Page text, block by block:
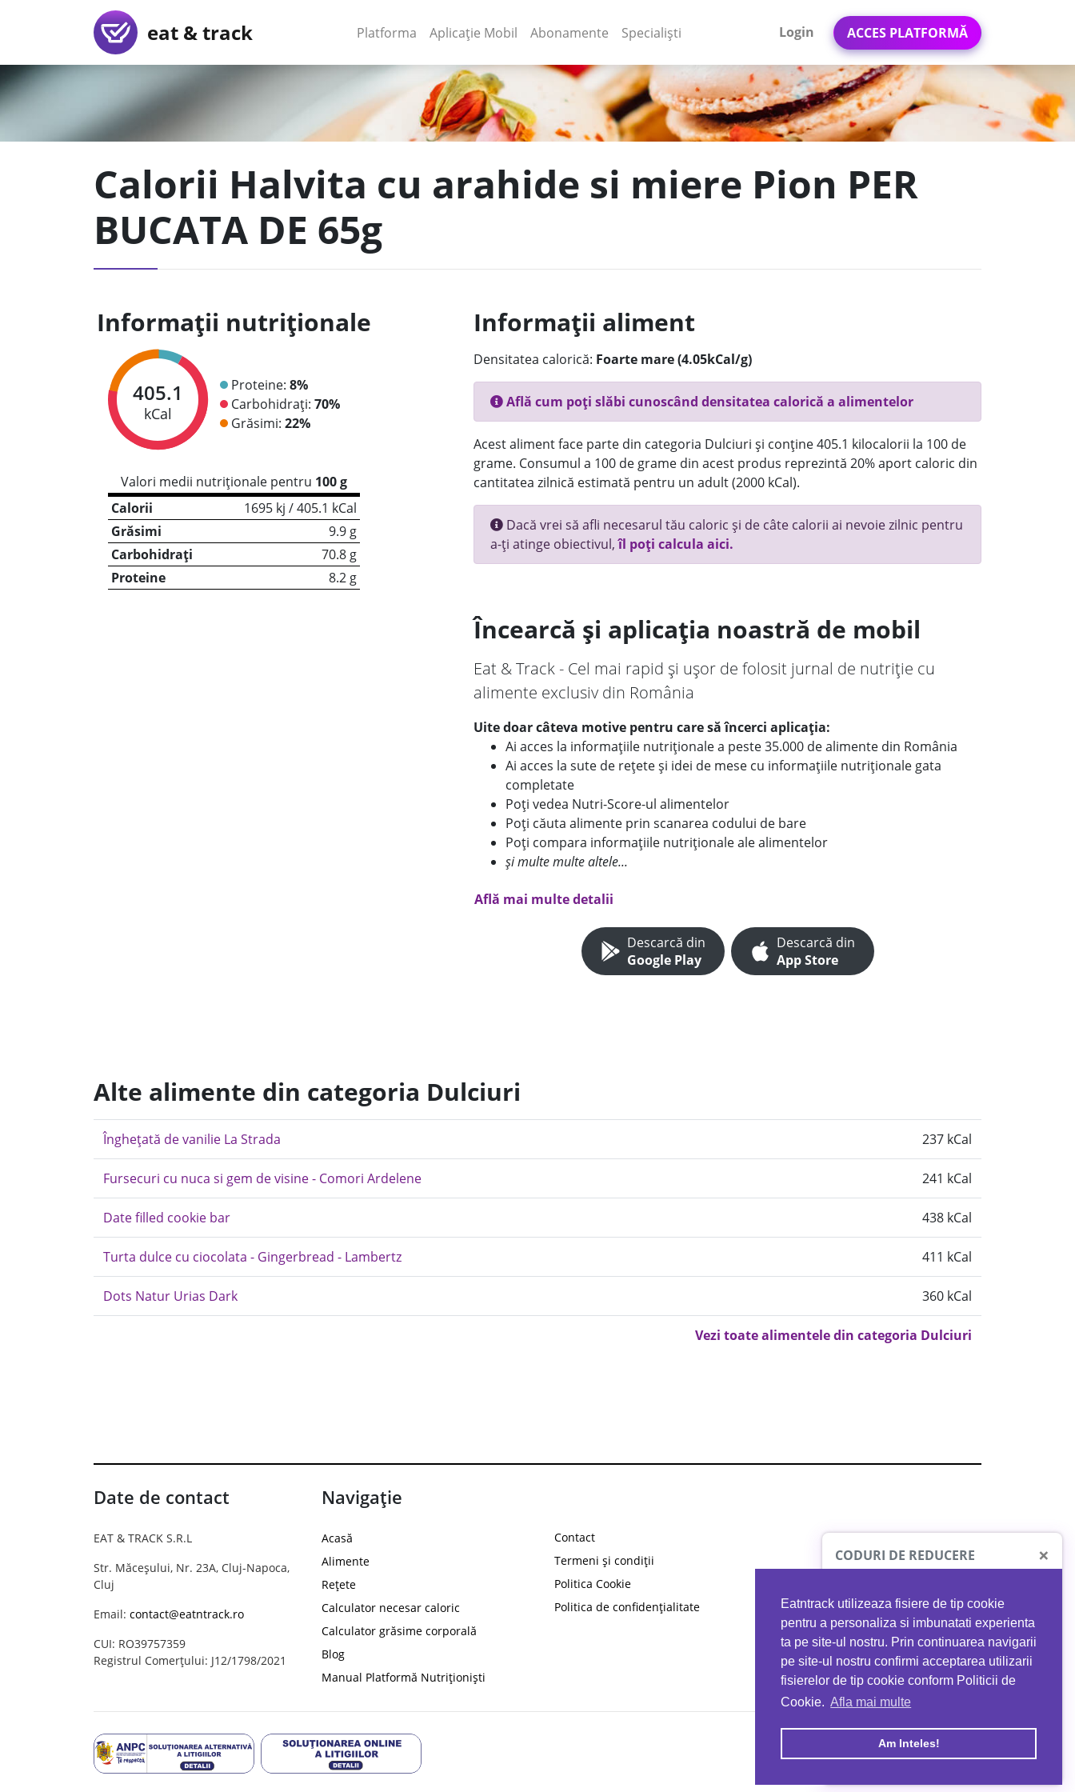
Eatntrack utilizeaza fisiere de tip cookie
pentru a personaliza si imbunatati experienta
ta pe site-ul nostru. Prin continuarea navigarii
pe site-ul nostru confirmi acceptarea utilizarii
fisierelor de tip cookie conform Politicii de
Cookie. Afla mai multe
Am Inteles!
eat & track Platforma (current)
Aplicație Mobil (current)
Abonamente Specialiști Login ACCES PLATFORMĂ
Calorii Halvita cu arahide si miere Pion PER
BUCATA DE 65g
Informații nutriționale
405.1
kCal
Proteine: 8%
Carbohidrați: 70%
Grăsimi: 22%
Valori medii nutriționale pentru 100 g
Calorii
1695 kj / 405.1 kCal
Grăsimi
9.9 g
Carbohidrați
70.8 g
Proteine
8.2 g
Informații aliment
Densitatea calorică: Foarte mare (4.05kCal/g)
Află cum poți slăbi cunoscând densitatea calorică a alimentelor
Acest aliment face parte din categoria Dulciuri și conține 405.1 kilocalorii la 100 de
grame. Consumul a 100 de grame din acest produs reprezintă 20% aport caloric din
cantitatea zilnică estimată pentru un adult (2000 kCal).
Dacă vrei să afli necesarul tău caloric și de câte calorii ai nevoie zilnic pentru
a-ți atinge obiectivul,îl poți calcula aici.
Încearcă și aplicația noastră de mobil
Eat & Track - Cel mai rapid și ușor de folosit jurnal de nutriție cu
alimente exclusiv din România
Uite doar câteva motive pentru care să încerci aplicația:
Ai acces la informațiile nutriționale a peste 35.000 de alimente din România
Ai acces la sute de rețete și idei de mese cu informațiile nutriționale gata
completate
Poți vedea Nutri-Score-ul alimentelor
Poți căuta alimente prin scanarea codului de bare
Poți compara informațiile nutriționale ale alimentelor
și multe multe altele...
Află mai multe detalii
Descarcă din
Google Play
Descarcă din
App Store
Alte alimente din categoria Dulciuri
Înghețată de vanilie La Strada 237 kCal
Fursecuri cu nuca si gem de visine - Comori Ardelene 241 kCal
Date filled cookie bar 438 kCal
Turta dulce cu ciocolata - Gingerbread - Lambertz 411 kCal
Dots Natur Urias Dark 360 kCal
Vezi toate alimentele din categoria Dulciuri
Date de contact
EAT & TRACK S.R.L
Str. Măceșului, Nr. 23A, Cluj-Napoca,
Cluj
Email: contact@eatntrack.ro
CUI: RO39757359
Registrul Comerțului: J12/1798/2021
Navigație
Acasă
Alimente
Rețete
Calculator necesar caloric
Calculator grăsime corporală
Blog
Manual Platformă Nutriționiști
Contact
Termeni și condiții
Politica Cookie
Politica de confidențialitate
CODURI DE REDUCERE ×
PROTO41
reducere la orice comandă
EATNTRACK
MYPROTEIN
Ai40%reducere la orice comandă
folosind codul EATTRACK